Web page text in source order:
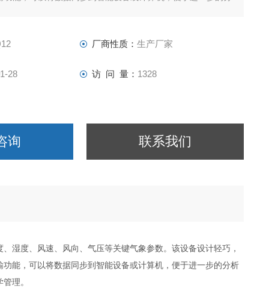
厂商性质： 生产厂家
28 访 问 量： 1328
询 联系我们
湿度、风速、风向、气压等关键气象参数。该设备设计轻巧，
能，可以将数据同步到智能设备或计算机，便于进一步的分析
理。